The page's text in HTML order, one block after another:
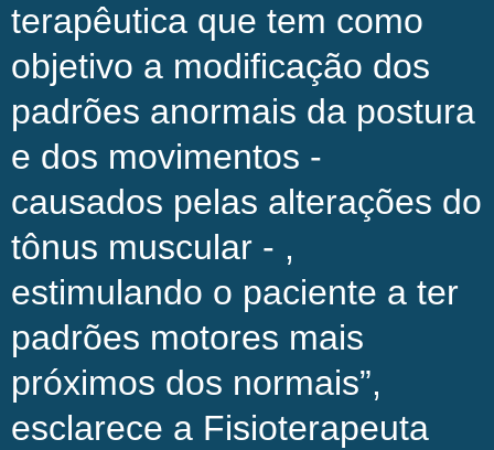
terapêutica que tem como
objetivo a modificação dos
padrões anormais da postura
e dos movimentos -
causados pelas alterações do
tônus muscular - ,
estimulando o paciente a ter
padrões motores mais
próximos dos normais”,
esclarece a Fisioterapeuta